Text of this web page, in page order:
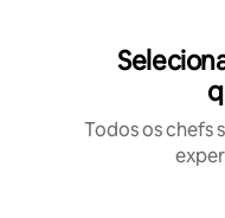
Todos os chefs